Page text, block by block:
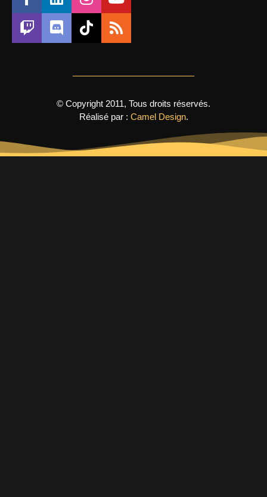
© Copyright 2011, Tous droits réservés.
Réalisé par : Camel Design.